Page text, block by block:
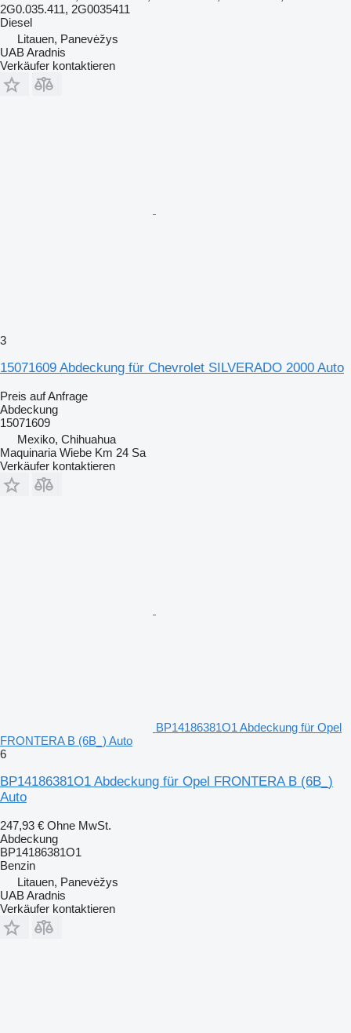
2G0.035.411, 2G0035411
Diesel
Litauen, Panevėžys
UAB Aradnis
Verkäufer kontaktieren
3
15071609 Abdeckung für Chevrolet SILVERADO 2000 Auto
Preis auf Anfrage
Abdeckung
15071609
Mexiko, Chihuahua
Maquinaria Wiebe Km 24 Sa
Verkäufer kontaktieren
BP14186381O1 Abdeckung für Opel
FRONTERA B (6B_) Auto
6
BP14186381O1 Abdeckung für Opel FRONTERA B (6B_)
Auto
247,93 € Ohne MwSt.
Abdeckung
BP14186381O1
Benzin
Litauen, Panevėžys
UAB Aradnis
Verkäufer kontaktieren